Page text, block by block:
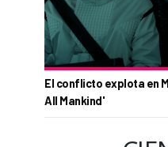
El conflicto explota en
All Mankind'